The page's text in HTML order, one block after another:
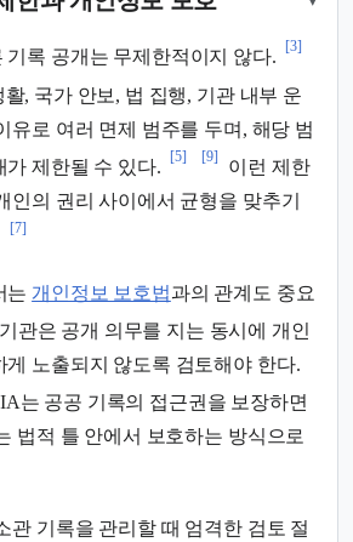
기록 공개는 무제한적이지 않다.
[3]
, 국가 안보, 법 집행, 기관 내부 운
유로 여러 면제 범주를 두며, 해당 범
가 제한될 수 있다.
[5] [9]
이런 제한
인의 권리 사이에서 균형을 맞추기
[7]
는 개인정보 보호법과의 관계도 중요
관은 공개 의무를 지는 동시에 개인
게 노출되지 않도록 검토해야 한다.
는 공공 기록의 접근권을 보장하면
법적 틀 안에서 보호하는 방식으로
관 기록을 관리할 때 엄격한 검토 절